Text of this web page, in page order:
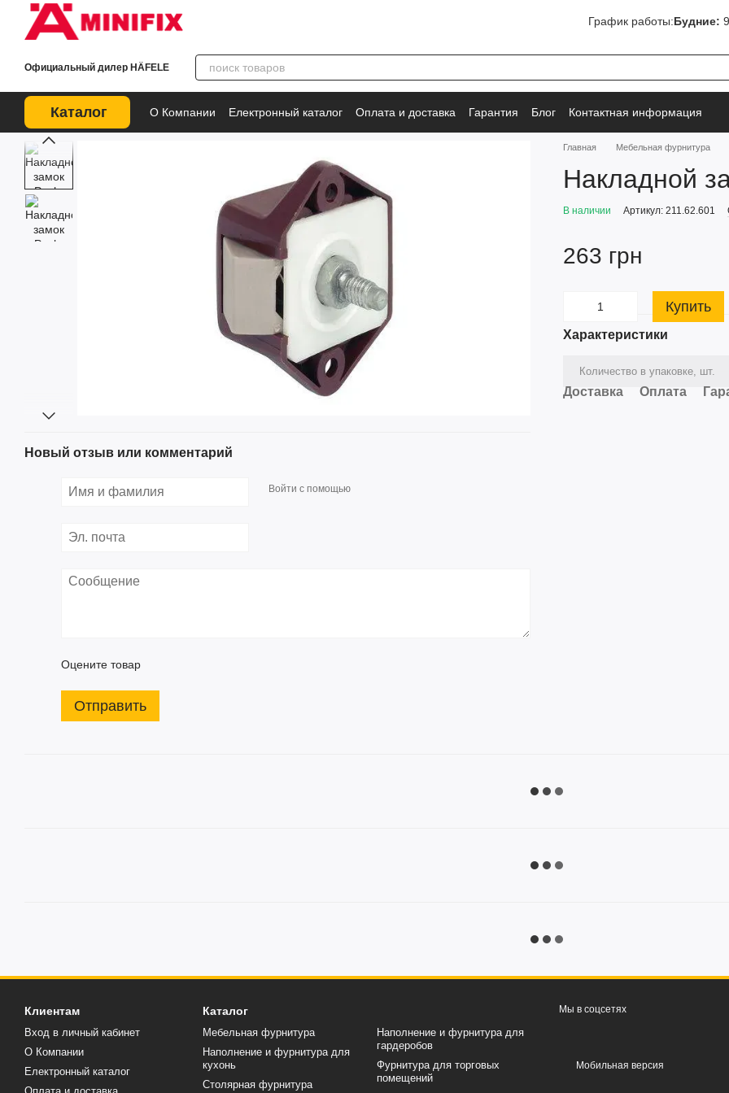
Перейти к основному контенту
График работы:Будние:
Официальный дилер HÄFELE
Каталог О Компании Електронный каталог Оплата и доставка Гарантия Блог Контактная информация
Новый отзыв или комментарий
Войти с помощью
Оцените товар
Отправить
Главная Мебельная фурнитура
Накладной
В наличии Артикул: 211.62.601
263 грн
Купить
Характеристики
Количество в упаковке, шт.
Доставка Оплата
Клиентам
Вход в личный кабинет
О Компании
Електронный каталог
Каталог
Мебельная фурнитура
Наполнение и фурнитура для
кухонь
Столярная фурнитура
Наполнение и фурнитура для
гардеробов
Фурнитура для торговых
помещений
Мы в соцсетях
Мобильная версия